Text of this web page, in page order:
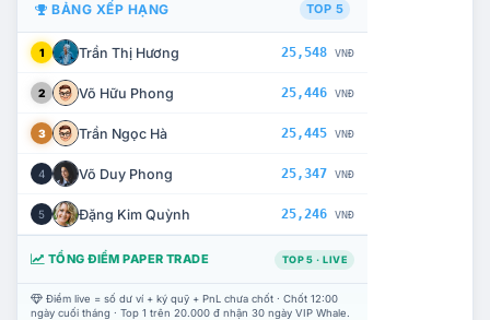
BẢNG XẾP HẠNG TOP 5
1 Trần Thị Hương 25,548 VNĐ
2 Võ Hữu Phong 25,446 VNĐ
3 Trần Ngọc Hà 25,445 VNĐ
4 Võ Duy Phong 25,347 VNĐ
5 Đặng Kim Quỳnh 25,246 VNĐ
TỔNG ĐIỂM PAPER TRADE TOP 5 · LIVE
Điểm live = số dư ví + ký quỹ + PnL chưa chốt · Chốt 12:00
ngày cuối tháng · Top 1 trên 20.000 đ nhận 30 ngày VIP Whale.